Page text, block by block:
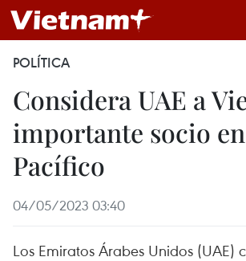
POLÍTICA
Considera UAE a
importante socio
Pacífico
04/05/2023 03:40
Los Emiratos Árabes Unidos (UAE)